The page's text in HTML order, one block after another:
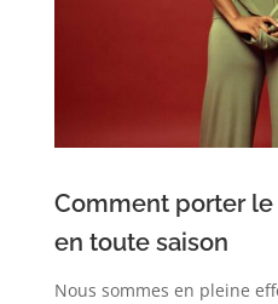
Comment porter
en toute saison
Nous sommes en pleine